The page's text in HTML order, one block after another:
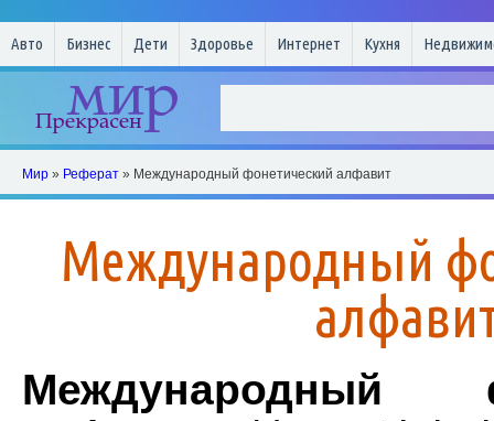
Авто Бизнес Дети Здоровье Интернет Кухня
Мир » Реферат » Международный фонетический алфавит
Международный
Международный